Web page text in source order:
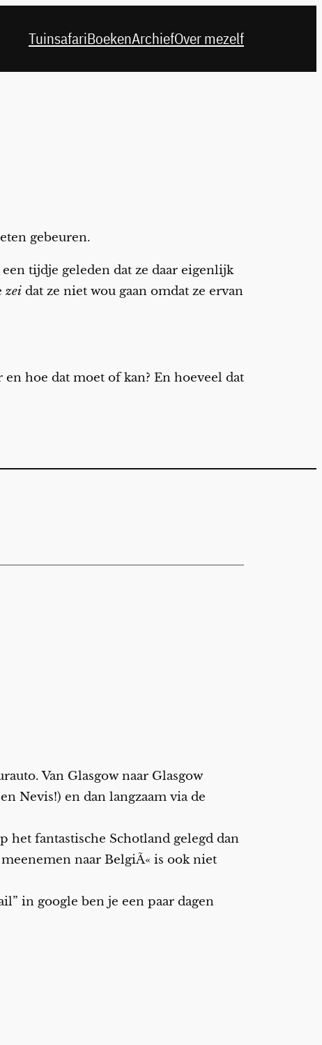
TuinsafariBoekenArchiefOver mezelf
gebeuren.
tijdje geleden dat ze daar eigenlijk
zei dat ze niet wou gaan omdat ze ervan
hoe dat moet of kan? En hoeveel dat
Van Glasgow naar Glasgow
Nevis!) en dan langzaam via de
het fantastische Schotland gelegd dan
naar BelgiÃ« is ook niet
in google ben je een paar dagen